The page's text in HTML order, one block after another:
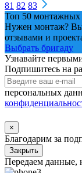
81 82 83
Топ 50 монтажных
Нужен монтаж?
отзывами и
Выбрать бригаду
Узнавайте
Подпишитесь на
персональных
×
Благодарим за
Закрыть
Передаем данные,